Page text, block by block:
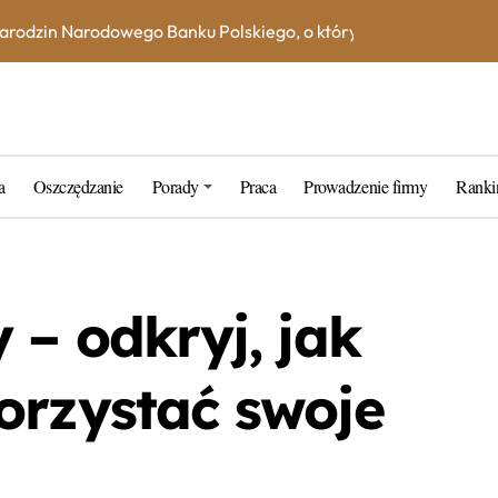
książeczce mieszkaniowej w 2023 roku? Skorzystaj z
porady na 2023 rok
Oszczędzanie Porady Praca Prowadzenie firmy
– odkryj, jak
swoje